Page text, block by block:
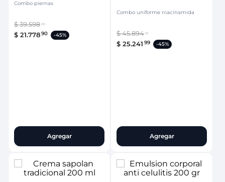
Combo piernas
$39.598 00
$ 21.77890 -45%
Agregar
Combo uniforme niacinamida
$45.894 52
$ 25.241 99 -45%
Agregar